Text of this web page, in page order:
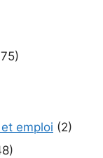
emploi (2)